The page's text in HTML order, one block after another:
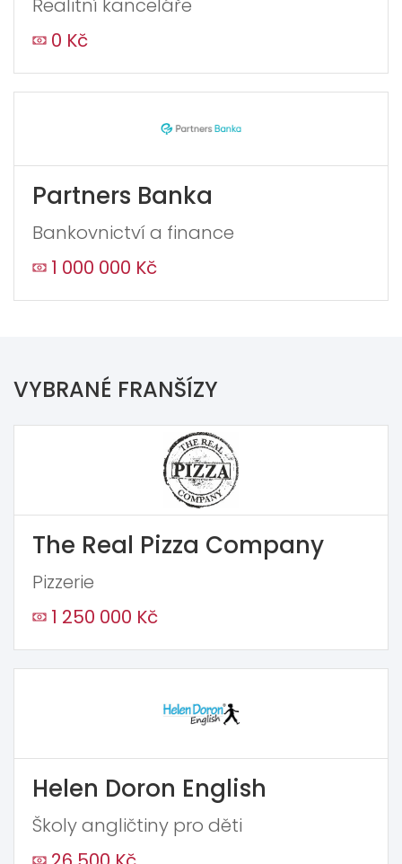
Realitní kanceláře
0 Kč
Partners Banka
Bankovnictví a finance
1 000 000 Kč
VYBRANÉ FRANŠÍZY
The Real Pizza Company
Pizzerie
1 250 000 Kč
Helen Doron English
Školy angličtiny pro děti